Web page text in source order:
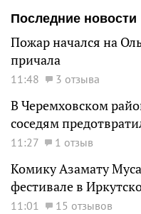
Последние новости
Пожар начался на
причала
11:48 3 отзыва
В Черемховском
соседям
11:27 1 отзыв
Комику Азамату
фестивале в
11:01 15 отзывов